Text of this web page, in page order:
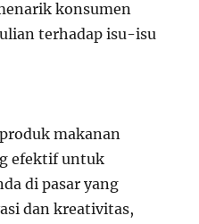
konsumen
terhadap isu-isu
makanan
efektif untuk
di pasar yang
dan kreativitas,